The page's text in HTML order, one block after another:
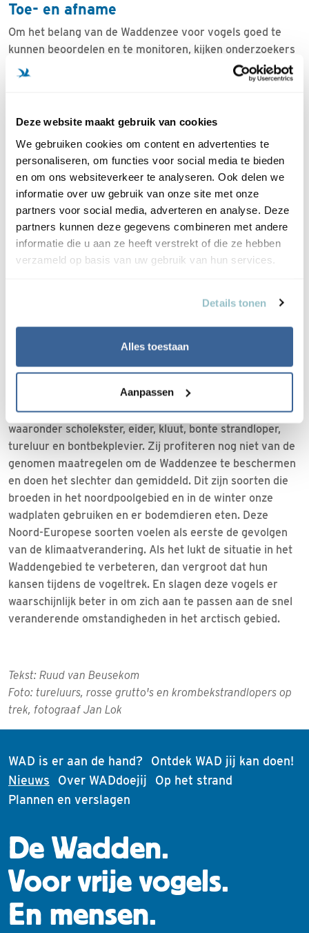
Deze website maakt gebruik van cookies
We gebruiken cookies om content en advertenties te
personaliseren, om functies voor social media te bieden
en om ons websiteverkeer te analyseren. Ook delen we
informatie over uw gebruik van onze site met onze
partners voor social media, adverteren en analyse. Deze
partners kunnen deze gegevens combineren met andere
informatie die u aan ze heeft verstrekt of die ze hebben
verzameld op basis van uw gebruik van hun services.
Details tonen
Alles toestaan
Aanpassen
Toe- en afname
Om het belang van de Waddenzee voor vogels goed te
kunnen beoordelen en te monitoren, kijken onderzoekers
van onder meer Sovon Vogelonderzoek Nederland niet
alleen welke soorten het gebied aan doen, maar ook om
ondersoorten van de kanoet voor in de Waddenzee:
met populaties die er ook verschillende trekstrategieën
op na houden. Zo overwinteren de populaties van
islandica
in de Waddenzee. Terwijl die van canutus
verblijven tijdens de voor- en najaarstrek. Uit de meest
recente analyse uit 2019 van watervogeltellingen langs
de Oost-Atlantische trekroute (flyway) blijkt dat van de 95
populaties vogels er wel 36 afhankelijk zijn van de
doortrekkende of overwinterende vogels er nu beter voor
staat dan in 2014. Echter, acht populaties doen het nog
steeds slechter dan elders langs de trekweg.
Gevolgen klimaatverandering
Acht doortrekkers of overwinteraars doen het nog steeds
slechter in de Waddenzee dan elders op de route,
waaronder scholekster, eider, kluut, bonte strandloper,
tureluur en bontbekplevier. Zij profiteren nog niet van de
genomen maatregelen om de Waddenzee te beschermen
en doen het slechter dan gemiddeld. Dit zijn soorten die
broeden in het noordpoolgebied en in de winter onze
wadplaten gebruiken en er bodemdieren eten. Deze
Noord-Europese soorten voelen als eerste de gevolgen
van de klimaatverandering. Als het lukt de situatie in het
Waddengebied te verbeteren, dan vergroot dat hun
kansen tijdens de vogeltrek. En slagen deze vogels er
waarschijnlijk beter in om zich aan te passen aan de snel
veranderende omstandigheden in het arctisch gebied.
Tekst: Ruud van Beusekom
Foto: tureluurs, rosse grutto's en krombekstrandlopers op
trek, fotograaf Jan Lok
WAD is er aan de hand?
Ontdek WAD jij kan doen!
Nieuws (current)
Over WADdoejij
Op het strand
Plannen en verslagen
De Wadden.
Voor vrije vogels.
En mensen.